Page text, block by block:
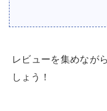
レビューを集めなが
しょう！